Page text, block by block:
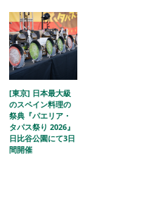
[東京] 日本最大級
のスペイン料理の
祭典『パエリア・
タパス祭り 2026』
日比谷公園にて3日
間開催